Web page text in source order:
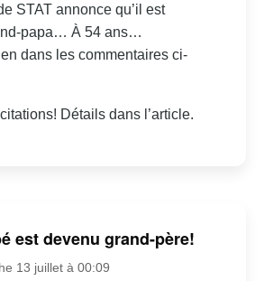
STAT annonce qu’il est
papa… À 54 ans…
dans les commentaires ci-
Détails dans l’article.
est devenu grand-père!
13 juillet à 00:09